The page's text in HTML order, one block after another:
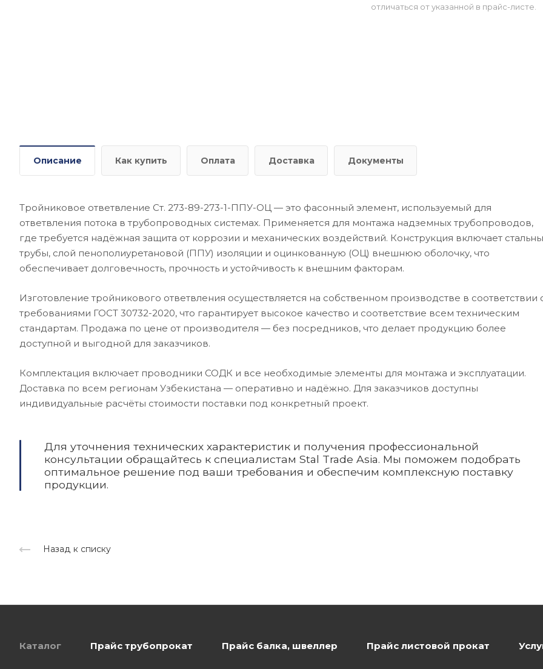
отличаться от указанной в прайс-листе.
Описание Как купить Оплата Доставка Документы
Тройниковое ответвление Ст. 273-89-273-1-ППУ-ОЦ — это фасонный элемент, используемый для
ответвления потока в трубопроводных системах. Применяется для монтажа надземных трубопроводов,
где требуется надёжная защита от коррозии и механических воздействий. Конструкция включает
трубы, слой пенополиуретановой (ППУ) изоляции и оцинкованную (ОЦ) внешнюю оболочку, что
обеспечивает долговечность, прочность и устойчивость к внешним факторам.
Изготовление тройникового ответвления осуществляется на собственном производстве в соответствии
требованиями ГОСТ 30732-2020, что гарантирует высокое качество и соответствие всем техническим
стандартам. Продажа по цене от производителя — без посредников, что делает продукцию более
доступной и выгодной для заказчиков.
Комплектация включает проводники СОДК и все необходимые элементы для монтажа и эксплуатации.
Доставка по всем регионам Узбекистана — оперативно и надёжно. Для заказчиков доступны
индивидуальные расчёты стоимости поставки под конкретный проект.
Для уточнения технических характеристик и получения профессиональной
консультации обращайтесь к специалистам Stal Trade Asia. Мы поможем подобрать
оптимальное решение под ваши требования и обеспечим комплексную поставку
продукции.
Назад к списку
Каталог Прайс трубопрокат Прайс балка, швеллер Прайс листовой прокат